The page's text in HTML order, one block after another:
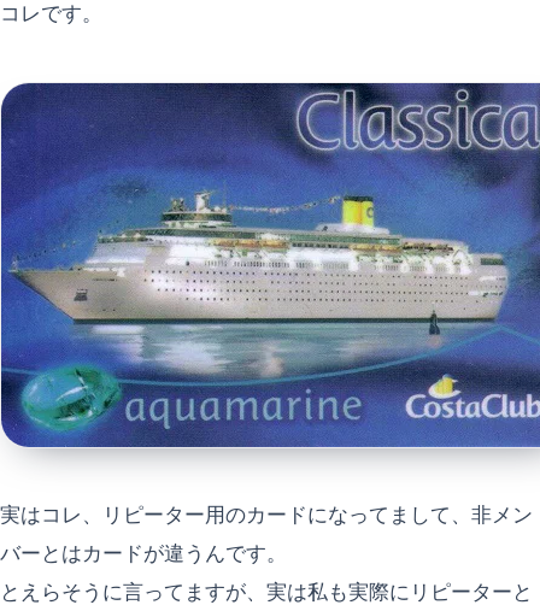
コレです。
実はコレ、リピーター用のカードになってまして、非メン
バーとはカードが違うんです。
とえらそうに言ってますが、実は私も実際にリピーターと